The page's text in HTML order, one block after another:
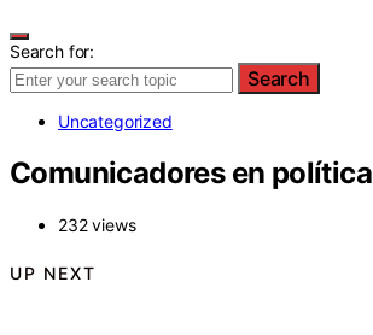
Search for:
Search
Uncategorized
Comunicadores en política
232 views
UP NEXT